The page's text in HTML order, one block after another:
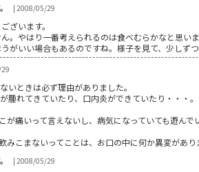
| 2008/05/29
ざいます。
。やはり一番考えられるのは食べむらかなと思いま
がいい場合もあるのですね。様子を見て、少しずつ
いときは必ず理由がありました。
腫れてきていたり、口内炎ができていたり・・・。
が痛いって言えないし、病気になっていても遊ん
みこまないってことは、お口の中に何か異変があり
| 2008/05/29